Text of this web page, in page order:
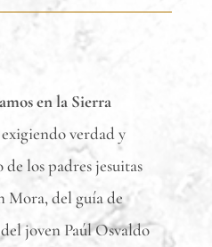
en la Sierra
verdad y
los padres jesuitas
Mora, del guía de
joven Paúl Osvaldo